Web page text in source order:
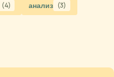
(4) анализ (3)